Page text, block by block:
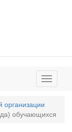
организации
обучающихся